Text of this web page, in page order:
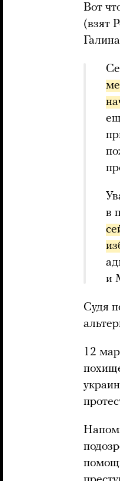
Вот
(взят
в
и
Судя
12